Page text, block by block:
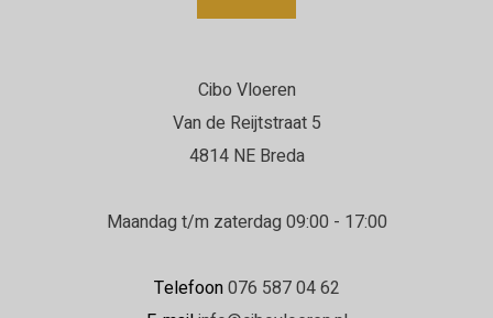
vloer, en de vloerenlegger was zeer deskundig
en heeft de vloer boven en beneden netjes
Cibo Vloeren
Van de Reijtstraat 5
4814 NE Breda
Maandag t/m zaterdag 09:00 - 17:00
Telefoon076 587 04 62